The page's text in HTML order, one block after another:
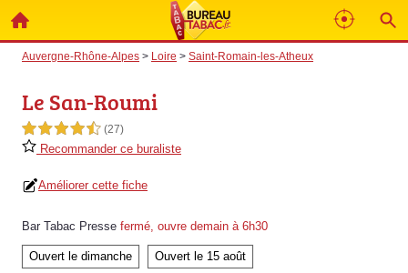
Auvergne-Rhône-Alpes > Loire > Saint-Romain-les-Atheux
Le San-Roumi
4,5 étoiles sur 5 (27)
Recommander ce buraliste
Améliorer cette fiche
Bar Tabac Presse fermé, ouvre demain à 6h30
Ouvert le dimanche Ouvert le 15 août